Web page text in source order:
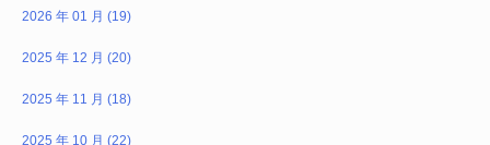
2026 年 01 月 (19)
2025 年 12 月 (20)
2025 年 11 月 (18)
2025 年 10 月 (22)